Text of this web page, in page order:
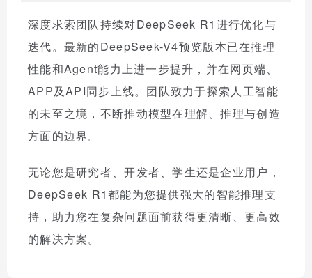
深度求索团队持续对DeepSeek R1进行优化与
迭代。最新的DeepSeek-V4预览版本已在推理
性能和Agent能力上进一步提升，并在网页端、
APP及API同步上线。团队致力于探索人工智能
的未至之境，不断推动模型在理解、推理与创造
方面的边界。
无论您是研究者、开发者、学生还是企业用户，
DeepSeek R1都能为您提供强大的智能推理支
持，助力您在复杂问题面前获得更清晰、更高效
的解决方案。